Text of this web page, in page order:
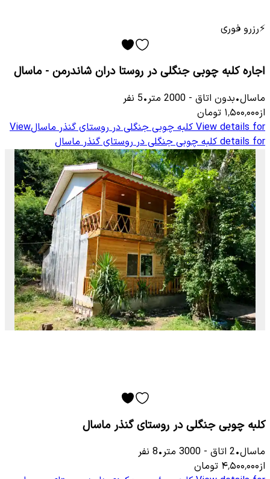
⚡رزرو فوری
اجاره کلبه چوبی جنگلی در روستا دران شاندرمن - ماسال
ماسال•بدون اتاق -
2000 متر•
5 نفر
از۱٬۵۰۰٬۰۰۰ تومان
View details for کلبه چوبی جنگلی در روستای گنذر ماسالView
details for کلبه چوبی جنگلی در روستای گنذر ماسال
کلبه چوبی جنگلی در روستای گنذر ماسال
ماسال•
2 اتاق -
3000 متر•
8 نفر
از۴٬۵۰۰٬۰۰۰ تومان